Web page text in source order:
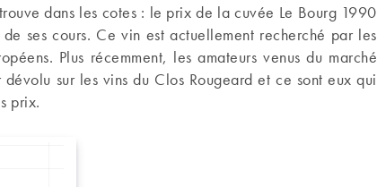
dans les cotes : le prix de la cuvée Le Bourg 1990
ses cours. Ce vin est actuellement recherché par les
Plus récemment, les amateurs venus du marché
sur les vins du Clos Rougeard et ce sont eux qui
prix.